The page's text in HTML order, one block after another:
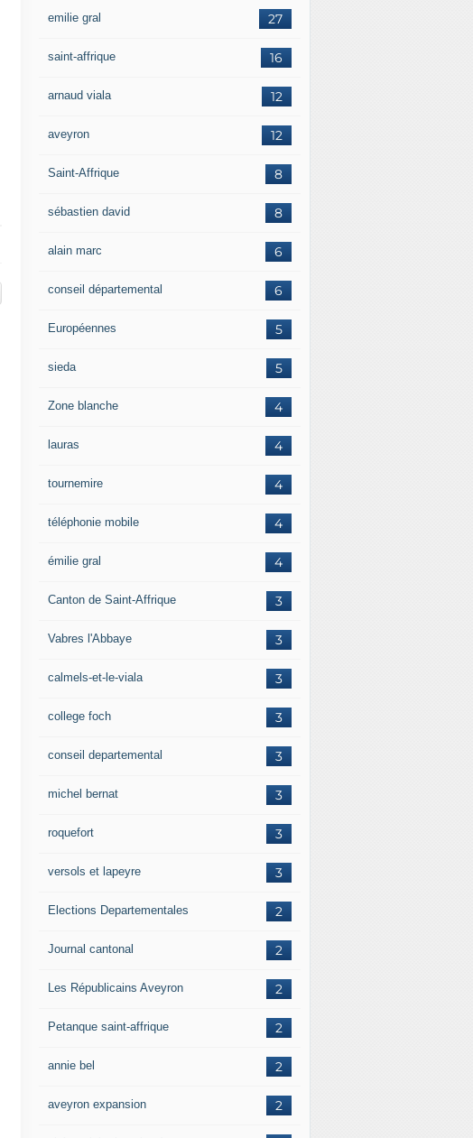
27
emilie gral
16
saint-affrique
12
arnaud viala
12
aveyron
8
Saint-Affrique
8
sébastien david
6
alain marc
6
conseil départemental
5
Européennes
5
sieda
4
Zone blanche
4
lauras
4
tournemire
4
téléphonie mobile
4
émilie gral
3
Canton de Saint-Affrique
3
Vabres l'Abbaye
3
calmels-et-le-viala
3
college foch
3
conseil departemental
3
michel bernat
3
roquefort
3
versols et lapeyre
2
Elections Departementales
2
Journal cantonal
2
Les Républicains Aveyron
2
Petanque saint-affrique
2
annie bel
2
aveyron expansion